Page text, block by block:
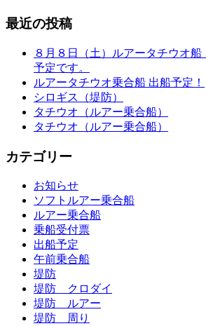
最近の投稿
８月８日（土）ルアータチウオ
予定です。
ルアータチウオ乗合船 出船予定！
シロギス（堤防）
タチウオ（ルアー乗合船）
タチウオ（ルアー乗合船）
カテゴリー
お知らせ
ソフトルアー乗合船
ルアー乗合船
乗船受付票
出船予定
午前乗合船
堤防
堤防 クロダイ
堤防 ルアー
堤防 周り